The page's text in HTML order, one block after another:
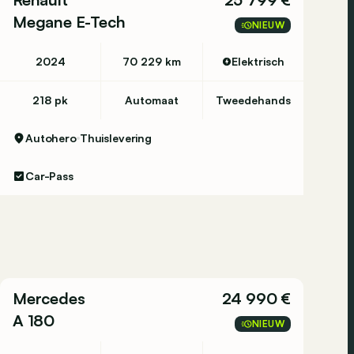
Megane E-Tech
NIEUW
2024 70 229 km Elektrisch
218 pk Automaat Tweedehands
Autohero Thuislevering
Car-Pass
Mercedes
A 180
24 990 €
NIEUW